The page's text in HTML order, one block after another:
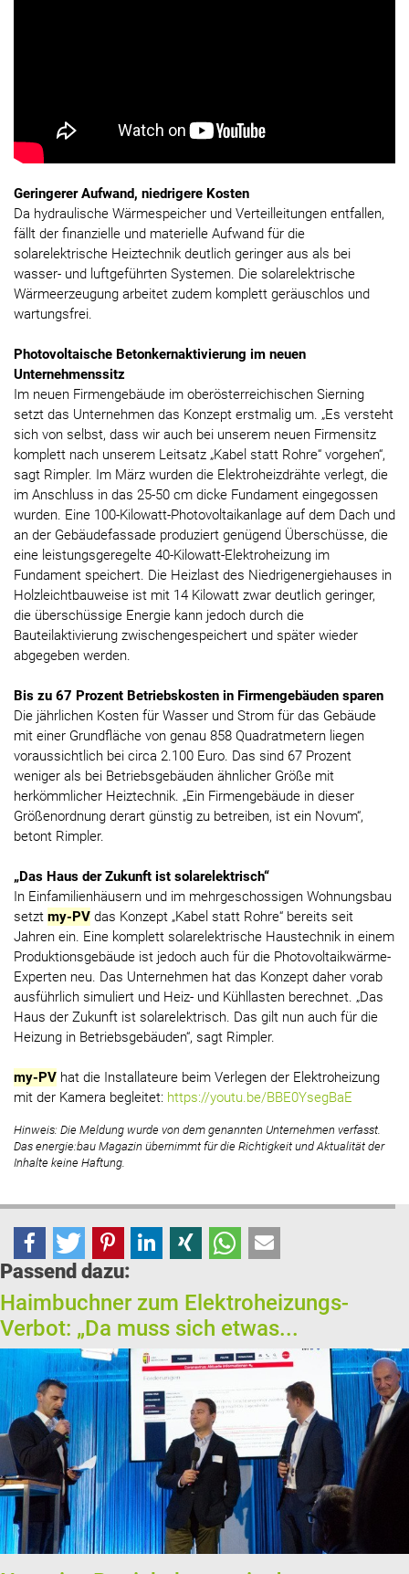
Geringerer Aufwand, niedrigere Kosten
Da hydraulische Wärmespeicher und Verteilleitungen entfallen,
fällt der finanzielle und materielle Aufwand für die
solarelektrische Heiztechnik deutlich geringer aus als bei
wasser- und luftgeführten Systemen. Die solarelektrische
Wärmeerzeugung arbeitet zudem komplett geräuschlos und
wartungsfrei.
Photovoltaische Betonkernaktivierung im neuen
Unternehmenssitz
Im neuen Firmengebäude im oberösterreichischen Sierning
setzt das Unternehmen das Konzept erstmalig um. „Es versteht
sich von selbst, dass wir auch bei unserem neuen Firmensitz
komplett nach unserem Leitsatz „Kabel statt Rohre“ vorgehen“,
sagt Rimpler. Im März wurden die Elektroheizdrähte verlegt, die
im Anschluss in das 25-50 cm dicke Fundament eingegossen
wurden. Eine 100-Kilowatt-Photovoltaikanlage auf dem Dach und
an der Gebäudefassade produziert genügend Überschüsse, die
eine leistungsgeregelte 40-Kilowatt-Elektroheizung im
Fundament speichert. Die Heizlast des Niedrigenergiehauses in
Holzleichtbauweise ist mit 14 Kilowatt zwar deutlich geringer,
die überschüssige Energie kann jedoch durch die
Bauteilaktivierung zwischengespeichert und später wieder
abgegeben werden.
Bis zu 67 Prozent Betriebskosten in Firmengebäuden sparen
Die jährlichen Kosten für Wasser und Strom für das Gebäude
mit einer Grundfläche von genau 858 Quadratmetern liegen
voraussichtlich bei circa 2.100 Euro. Das sind 67 Prozent
weniger als bei Betriebsgebäuden ähnlicher Größe mit
herkömmlicher Heiztechnik. „Ein Firmengebäude in dieser
Größenordnung derart günstig zu betreiben, ist ein Novum“,
betont Rimpler.
„Das Haus der Zukunft ist solarelektrisch“
In Einfamilienhäusern und im mehrgeschossigen Wohnungsbau
setzt my-PV das Konzept „Kabel statt Rohre“ bereits seit
Jahren ein. Eine komplett solarelektrische Haustechnik in einem
Produktionsgebäude ist jedoch auch für die Photovoltaikwärme-
Experten neu. Das Unternehmen hat das Konzept daher vorab
ausführlich simuliert und Heiz- und Kühllasten berechnet. „Das
Haus der Zukunft ist solarelektrisch. Das gilt nun auch für die
Heizung in Betriebsgebäuden“, sagt Rimpler.
my-PV hat die Installateure beim Verlegen der Elektroheizung
mit der Kamera begleitet: https://youtu.be/BBE0YsegBaE
Hinweis: Die Meldung wurde von dem genannten Unternehmen verfasst.
Das energie:bau Magazin übernimmt für die Richtigkeit und Aktualität der
Inhalte keine Haftung.
Passend dazu:
Haimbuchner zum Elektroheizungs-
Verbot: „Da muss sich etwas...